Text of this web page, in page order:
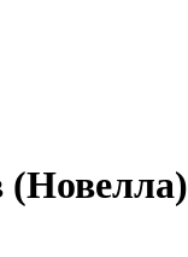
(Новелла)